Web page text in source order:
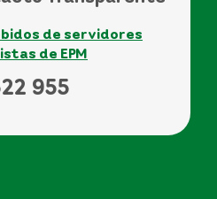
de servidores
de EPM
955